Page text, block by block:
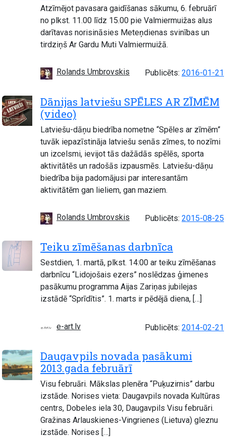
Atzīmējot pavasara gaidīšanas sākumu, 6. februārī
no plkst. 11.00 līdz 15.00 pie Valmiermuižas alus
darītavas norisināsies Meteņdienas svinības un
tirdziņš Ar Gardu Muti Valmiermuižā.
Rolands Umbrovskis Publicēts: 2016-01-21
Dānijas latviešu SPĒLES AR ZĪMĒM
(video)
Latviešu-dāņu biedrība nometne “Spēles ar zīmēm”
tuvāk iepazīstināja latviešu senās zīmes, to nozīmi
un izcelsmi, ievijot tās dažādās spēlēs, sporta
aktivitātēs un radošās izpausmēs. Latviešu-dāņu
biedrība bija padomājusi par interesantām
aktivitātēm gan lieliem, gan maziem.
Rolands Umbrovskis Publicēts: 2015-08-25
Teiku zīmēšanas darbnīca
Sestdien, 1. martā, plkst. 14:00 ar teiku zīmēšanas
darbnīcu “Lidojošais ezers” noslēdzas ģimenes
pasākumu programma Aijas Zariņas jubilejas
izstādē “Sprīdītis”. 1. marts ir pēdējā diena, […]
e-art.lv Publicēts: 2014-02-21
Daugavpils novada pasākumi
2013.gada februārī
Visu februāri. Mākslas plenēra “Puķuzirnis” darbu
izstāde. Norises vieta: Daugavpils novada Kultūras
centrs, Dobeles iela 30, Daugavpils Visu februāri.
Gražinas Arlauskienes-Vingrienes (Lietuva) gleznu
izstāde. Norises […]